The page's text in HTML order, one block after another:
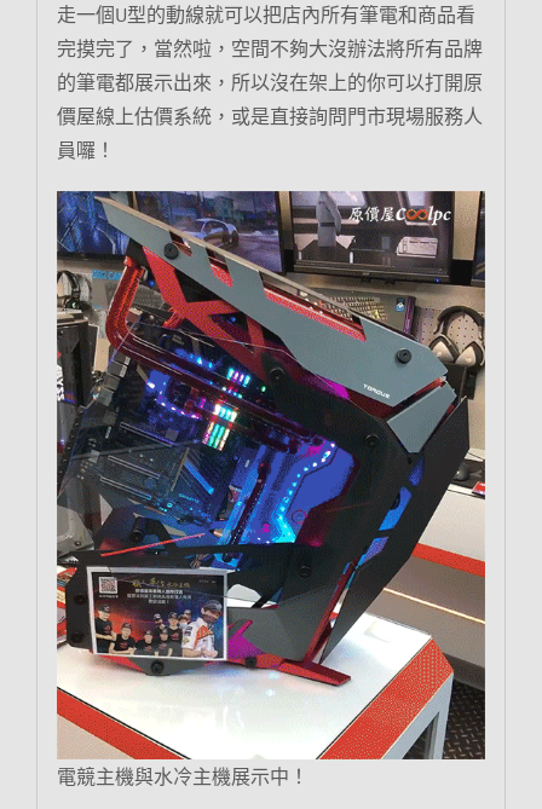
走一個U型的動線就可以把店內所有筆電和商品看
完摸完了，當然啦，空間不夠大沒辦法將所有品牌
的筆電都展示出來，所以沒在架上的你可以打開原
價屋線上估價系統，或是直接詢問門市現場服務人
員囉！
電競主機與水冷主機展示中！